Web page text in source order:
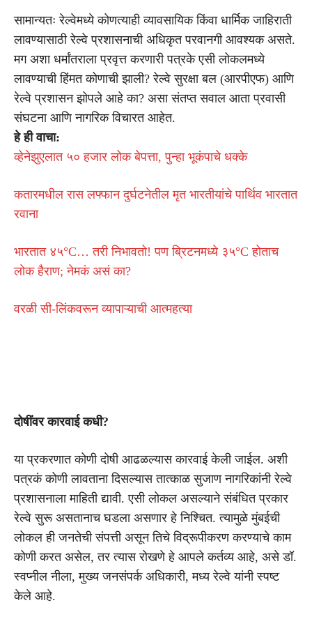
सामान्यतः रेल्वेमध्ये कोणत्याही व्यावसायिक किंवा धार्मिक जाहिराती
लावण्यासाठी रेल्वे प्रशासनाची अधिकृत परवानगी आवश्यक असते.
मग अशा धर्मांतराला प्रवृत्त करणारी पत्रके एसी लोकलमध्ये
लावण्याची हिंमत कोणाची झाली? रेल्वे सुरक्षा बल (आरपीएफ) आणि
रेल्वे प्रशासन झोपले आहे का? असा संतप्त सवाल आता प्रवासी
संघटना आणि नागरिक विचारत आहेत.
हे ही वाचा:
व्हेनेझुएलात ५० हजार लोक बेपत्ता, पुन्हा भूकंपाचे धक्के
कतारमधील रास लफ्फान दुर्घटनेतील मृत भारतीयांचे पार्थिव भारतात
रवाना
भारतात ४५°C… तरी निभावतो! पण ब्रिटनमध्ये ३५°C होताच
लोक हैराण; नेमकं असं का?
वरळी सी-लिंकवरून व्यापाऱ्याची आत्महत्या
दोषींवर कारवाई कधी?
या प्रकरणात कोणी दोषी आढळल्यास कारवाई केली जाईल. अशी
पत्रकं कोणी लावताना दिसल्यास तात्काळ सुजाण नागरिकांनी रेल्वे
प्रशासनाला माहिती द्यावी. एसी लोकल असल्याने संबंधित प्रकार
रेल्वे सुरू असतानाच घडला असणार हे निश्चित. त्यामुळे मुंबईची
लोकल ही जनतेची संपत्ती असून तिचे विद्रूपीकरण करण्याचे काम
कोणी करत असेल, तर त्यास रोखणे हे आपले कर्तव्य आहे, असे डॉ.
स्वप्नील नीला, मुख्य जनसंपर्क अधिकारी, मध्य रेल्वे यांनी स्पष्ट
केले आहे.